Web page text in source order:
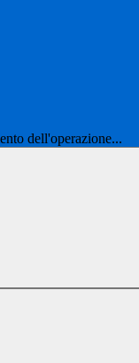
dell'operazione...